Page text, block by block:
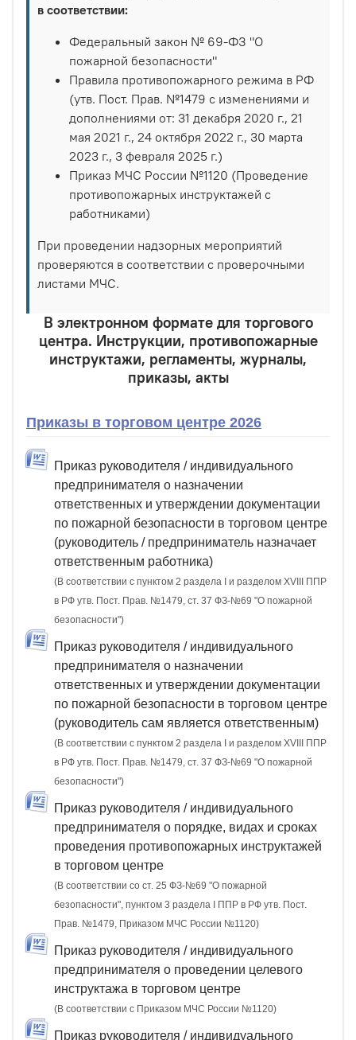
в соответствии:
Федеральный закон № 69-ФЗ "О
пожарной безопасности"
Правила противопожарного режима в РФ
(утв. Пост. Прав. №1479 с изменениями и
дополнениями от: 31 декабря 2020 г., 21
мая 2021 г., 24 октября 2022 г., 30 марта
2023 г., 3 февраля 2025 г.)
Приказ МЧС России №1120 (Проведение
противопожарных инструктажей с
работниками)
При проведении надзорных мероприятий
проверяются в соответствии с проверочными
листами МЧС.
В электронном формате для торгового
центра. Инструкции, противопожарные
инструктажи, регламенты, журналы,
приказы, акты
Приказы в торговом центре 2026
Приказ руководителя / индивидуального
предпринимателя о назначении
ответственных и утверждении документации
по пожарной безопасности в торговом центре
(руководитель / предприниматель назначает
ответственным работника)
(В соответствии с пунктом 2 раздела I и разделом XVIII ППР
в РФ утв. Пост. Прав. №1479, ст. 37 ФЗ-№69 "О пожарной
безопасности")
Приказ руководителя / индивидуального
предпринимателя о назначении
ответственных и утверждении документации
по пожарной безопасности в торговом центре
(руководитель сам является ответственным)
(В соответствии с пунктом 2 раздела I и разделом XVIII ППР
в РФ утв. Пост. Прав. №1479, ст. 37 ФЗ-№69 "О пожарной
безопасности")
Приказ руководителя / индивидуального
предпринимателя о порядке, видах и сроках
проведения противопожарных инструктажей
в торговом центре
(В соответствии со ст. 25 ФЗ-№69 "О пожарной
безопасности", пунктом 3 раздела I ППР в РФ утв. Пост.
Прав. №1479, Приказом МЧС России №1120)
Приказ руководителя / индивидуального
предпринимателя о проведении целевого
инструктажа в торговом центре
(В соответствии с Приказом МЧС России №1120)
Приказ руководителя / индивидуального